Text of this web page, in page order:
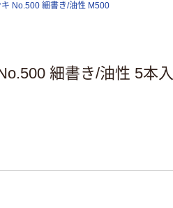
No.500 細書き/油性 M500
細書き/油性 5本入